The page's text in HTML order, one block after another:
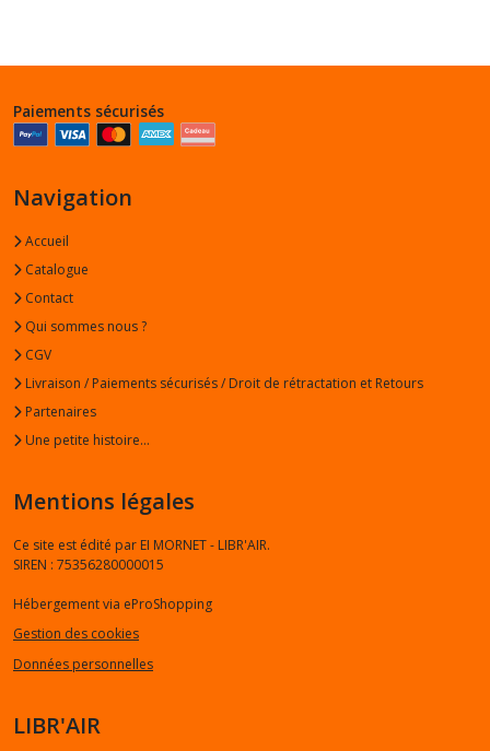
Paiements sécurisés
Navigation
Accueil
Catalogue
Contact
Qui sommes nous ?
CGV
Livraison / Paiements sécurisés / Droit de rétractation et Retours
Partenaires
Une petite histoire...
Mentions légales
Ce site est édité par EI MORNET - LIBR'AIR.
SIREN : 75356280000015
Hébergement via eProShopping
Gestion des cookies
Données personnelles
LIBR'AIR